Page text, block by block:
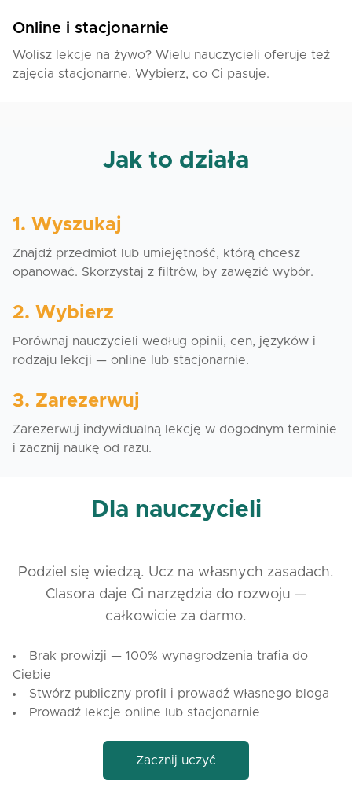
Online i stacjonarnie
Wolisz lekcje na żywo? Wielu nauczycieli oferuje też
zajęcia stacjonarne. Wybierz, co Ci pasuje.
Jak to działa
1. Wyszukaj
Znajdź przedmiot lub umiejętność, którą chcesz
opanować. Skorzystaj z filtrów, by zawęzić wybór.
2. Wybierz
Porównaj nauczycieli według opinii, cen, języków i
rodzaju lekcji — online lub stacjonarnie.
3. Zarezerwuj
Zarezerwuj indywidualną lekcję w dogodnym terminie
i zacznij naukę od razu.
Dla nauczycieli
Podziel się wiedzą. Ucz na własnych zasadach.
Clasora daje Ci narzędzia do rozwoju —
całkowicie za darmo.
Brak prowizji — 100% wynagrodzenia trafia do
Ciebie
Stwórz publiczny profil i prowadź własnego bloga
Prowadź lekcje online lub stacjonarnie
Zacznij uczyć